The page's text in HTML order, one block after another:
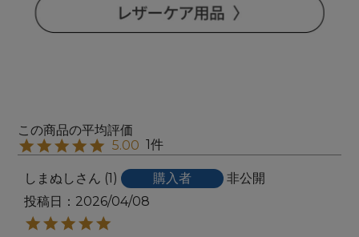
5.00 1
しまぬし 1 購入者
非公開
投稿日
2026/04/08